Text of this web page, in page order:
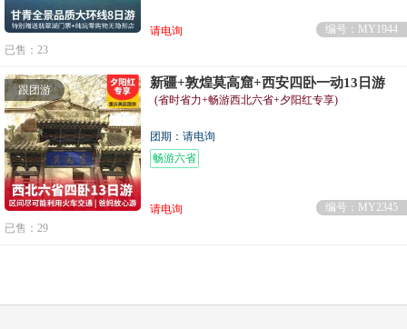
请电询
编号：MY1944
已售：23
跟团游 新疆+敦煌莫高窟+西安四卧一动13日游
(省时省力+畅游西北六省+夕阳红专享)
团期：请电询
畅游六省
请电询
编号：MY2345
已售：29